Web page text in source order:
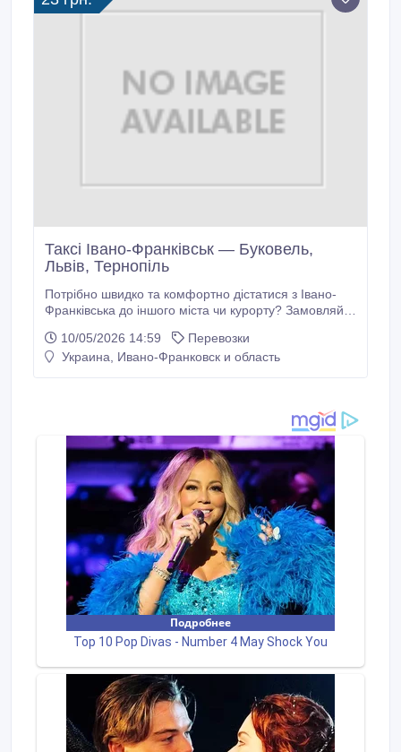
Таксі Івано-Франківськ — Буковель,
Львів, Тернопіль
Потрібно швидко та комфортно дістатися з Івано-
Франківська до іншого міста чи курорту? Замовляйте
зручним сервісом. Ми здійснюємо поїздки з Івано-
Франківська у будь-якому напрямку та у зворотному
10/05/2026 14:59
Перевозки
Украина, Ивано-Франковск и область